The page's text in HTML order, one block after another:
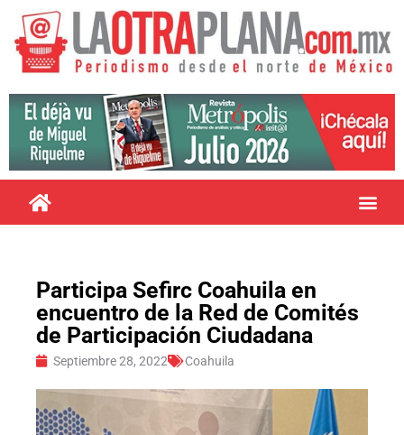
Participa Sefirc Coahuila en
encuentro de la Red de Comités
de Participación Ciudadana
Septiembre 28, 2022 Coahuila